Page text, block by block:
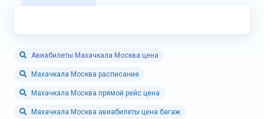
Авиабилеты Махачкала Москва цена
Махачкала Москва расписание
Махачкала Москва прямой рейс цена
Махачкала Москва авиабилеты цена багаж